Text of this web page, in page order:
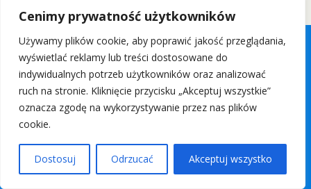
Cenimy prywatność użytkowników
Używamy plików cookie, aby poprawić jakość przeglądania,
wyświetlać reklamy lub treści dostosowane do
indywidualnych potrzeb użytkowników oraz analizować
ruch na stronie. Kliknięcie przycisku „Akceptuj wszystkie”
oznacza zgodę na wykorzystywanie przez nas plików
cookie.
Dostosuj Odrzucać Akceptuj wszystko